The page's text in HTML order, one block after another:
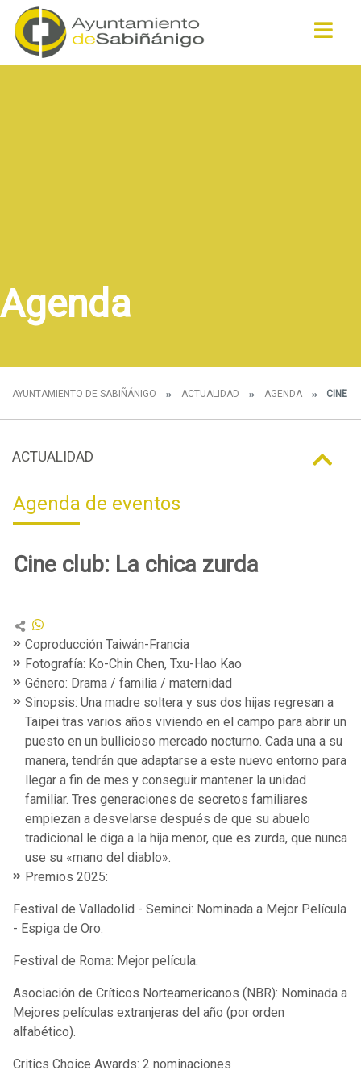
Agenda
AYUNTAMIENTO DE SABIÑÁNIGO ACTUALIDAD AGENDA CINE
ACTUALIDAD
Agenda de eventos
Cine club: La chica zurda
Coproducción Taiwán-Francia
Fotografía: Ko-Chin Chen, Txu-Hao Kao
Género: Drama / familia / maternidad
Sinopsis: Una madre soltera y sus dos hijas regresan a
Taipei tras varios años viviendo en el campo para abrir un
puesto en un bullicioso mercado nocturno. Cada una a su
manera, tendrán que adaptarse a este nuevo entorno para
llegar a fin de mes y conseguir mantener la unidad
familiar. Tres generaciones de secretos familiares
empiezan a desvelarse después de que su abuelo
tradicional le diga a la hija menor, que es zurda, que nunca
use su «mano del diablo».
Premios 2025:
Festival de Valladolid - Seminci: Nominada a Mejor Película
- Espiga de Oro.
Festival de Roma: Mejor película.
Asociación de Críticos Norteamericanos (NBR): Nominada a
Mejores películas extranjeras del año (por orden
alfabético).
Critics Choice Awards: 2 nominaciones